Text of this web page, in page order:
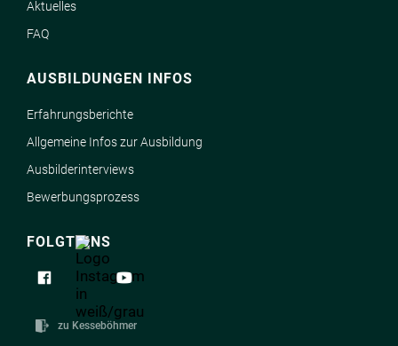
Aktuelles
FAQ
AUSBILDUNGEN INFOS
Erfahrungsberichte
Allgemeine Infos zur Ausbildung
Ausbilderinterviews
Bewerbungsprozess
FOLGT UNS
zu Kesseböhmer